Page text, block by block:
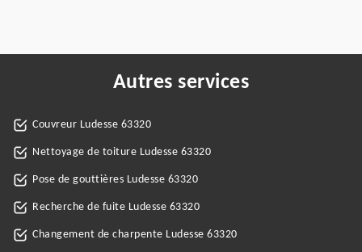
Autres services
Couvreur Ludesse 63320
Nettoyage de toiture Ludesse 63320
Pose de gouttières Ludesse 63320
Recherche de fuite Ludesse 63320
Changement de charpente Ludesse 63320